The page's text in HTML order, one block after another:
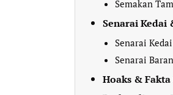
Semakan
Senarai Kedai
Senarai
Senarai
Hoaks &